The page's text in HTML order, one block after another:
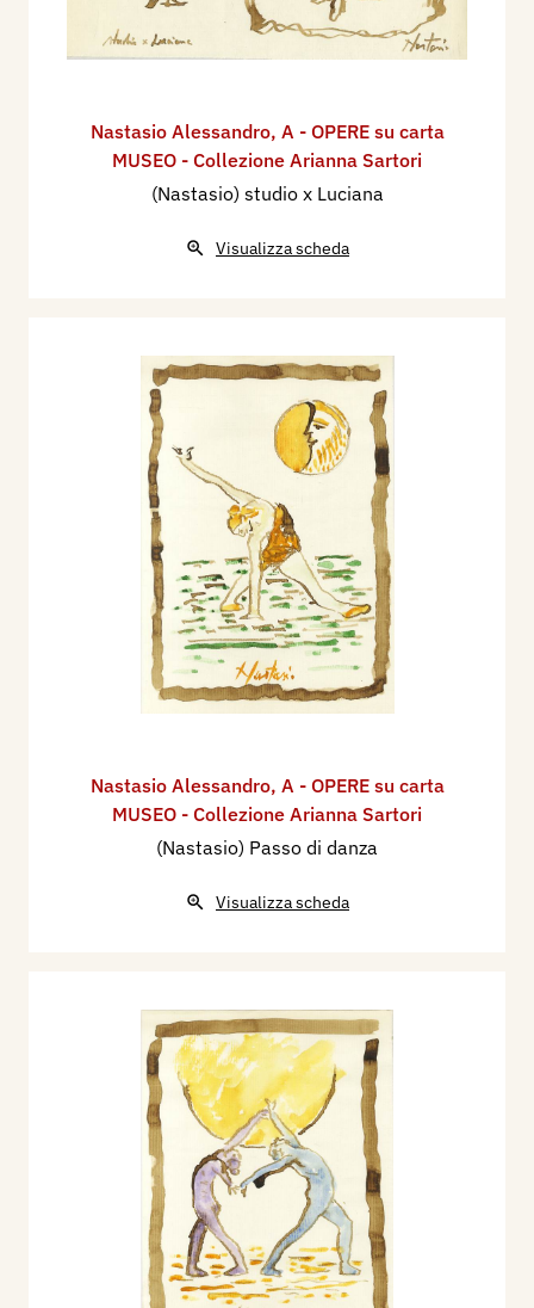
Nastasio Alessandro, A - OPERE su carta
MUSEO - Collezione Arianna Sartori
(Nastasio) studio x Luciana
Visualizza scheda
Nastasio Alessandro, A - OPERE su carta
MUSEO - Collezione Arianna Sartori
(Nastasio) Passo di danza
Visualizza scheda